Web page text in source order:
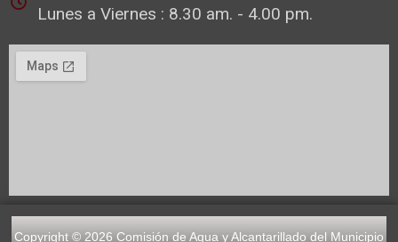
Lunes a Viernes : 8.30 am. - 4.00 pm.
Copyright © 2026 Comisión de Agua y Alcantarillado del Municipio